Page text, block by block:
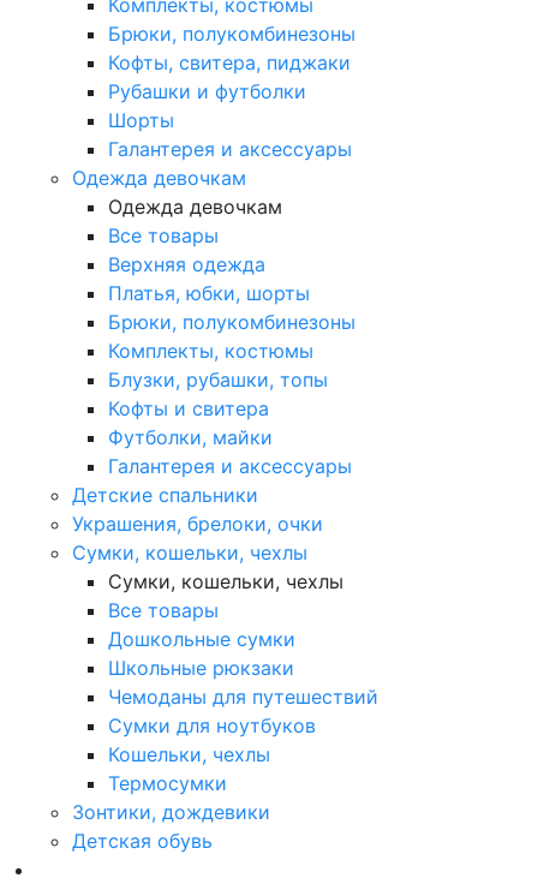
Брюки, полукомбинезоны
Кофты, свитера, пиджаки
Рубашки и футболки
Шорты
Галантерея и аксессуары
Одежда девочкам
Одежда девочкам
Все товары
Верхняя одежда
Платья, юбки, шорты
Брюки, полукомбинезоны
Комплекты, костюмы
Блузки, рубашки, топы
Кофты и свитера
Футболки, майки
Галантерея и аксессуары
Детские спальники
Украшения, брелоки, очки
Сумки, кошельки, чехлы
Сумки, кошельки, чехлы
Все товары
Дошкольные сумки
Школьные рюкзаки
Чемоданы для путешествий
Сумки для ноутбуков
Кошельки, чехлы
Термосумки
Зонтики, дождевики
Детская обувь